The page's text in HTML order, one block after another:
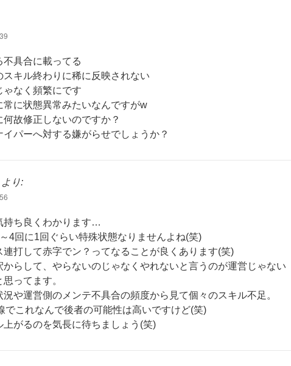
具合に載ってる
スキル終わりに稀に反映されない
ゃなく頻繁にです
常に状態異常みたいなんですがw
故修正しないのですか？
パーへ対する嫌がらせでしょうか？
より:
持ち良くわかります…
4回に1回ぐらい特殊状態なりませんよね(笑)
連打して赤字でン？ってなることが良くあります(笑)
からして、やらないのじゃなくやれないと言うのが運営じゃない
ってます。
況や運営側のメンテ不具合の頻度から見て個々のスキル不足。
でこれなんで後者の可能性は高いですけど(笑)
上がるのを気長に待ちましょう(笑)